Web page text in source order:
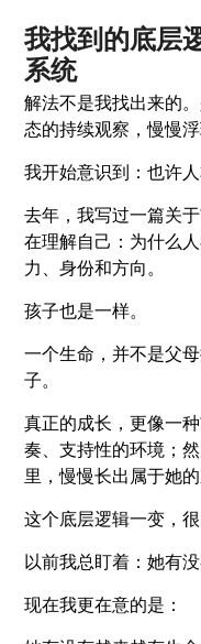
我找到的底层
系统
解法不是我找出来的
态的持续观察，慢慢浮
我开始意识到：也许人
去年，我写过一篇关
在理解自己：为什么
力、身份和方向。
孩子也是一样。
一个生命，并不是父
子。
真正的成长，更像一
奏、支持性的环境；
里，慢慢长出属于她的
这个底层逻辑一变，
以前我总盯着：她有
现在我更在意的是：